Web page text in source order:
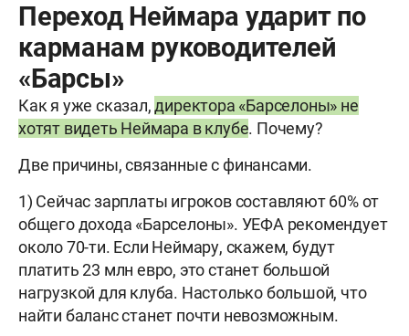
Переход Неймара ударит по
карманам руководителей
«Барсы»
Как я уже сказал,директора «Барселоны» не
хотят видеть Неймара в клубе. Почему?
Две причины, связанные с финансами.
1) Сейчас зарплаты игроков составляют 60% от
общего дохода «Барселоны». УЕФА рекомендует
около 70-ти. Если Неймару, скажем, будут
платить 23 млн евро, это станет большой
нагрузкой для клуба. Настолько большой, что
найти баланс станет почти невозможным.